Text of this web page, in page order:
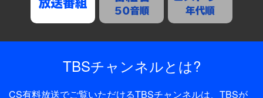
TBSチャンネルとは?
CS有料放送でご覧いただけるTBSチャンネルは、 TBSが